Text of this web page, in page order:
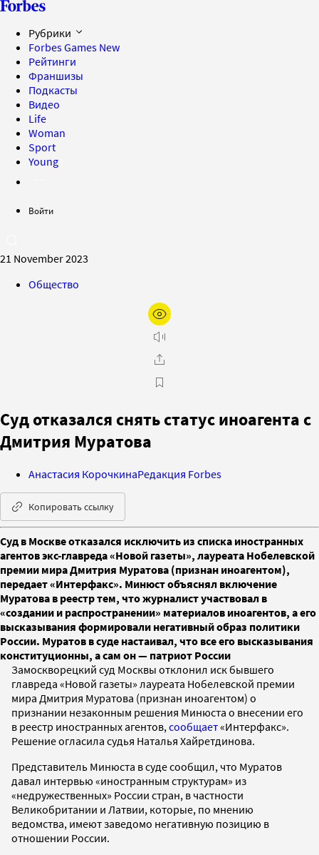
Рубрики
Forbes Games New
Рейтинги
Франшизы
Подкасты
Видео
Life
Woman
Sport
Young
Войти
21 November 2023
Общество
Суд отказался снять статус иноагента с
Дмитрия Муратова
Анастасия КорочкинаРедакция Forbes
Копировать ссылку
Суд в Москве отказался исключить из списка иностранных
агентов экс-главреда «Новой газеты», лауреата Нобелевской
премии мира Дмитрия Муратова (признан иноагентом),
передает «Интерфакс». Минюст объяснял включение
Муратова в реестр тем, что журналист участвовал в
«создании и распространении» материалов иноагентов, а его
высказывания формировали негативный образ политики
России. Муратов в суде настаивал, что все его высказывания
конституционны, а сам он — патриот России
Замоскворецкий суд Москвы отклонил иск бывшего
главреда «Новой газеты» лауреата Нобелевской премии
мира Дмитрия Муратова (признан иноагентом) о
признании незаконным решения Минюста о внесении его
в реестр иностранных агентов, сообщает«Интерфакс».
Решение огласила судья Наталья Хайретдинова.
Представитель Минюста в суде сообщил, что Муратов
давал интервью «иностранным структурам» из
«недружественных» России стран, в частности
Великобритании и Латвии, которые, по мнению
ведомства, имеют заведомо негативную позицию в
отношении России.